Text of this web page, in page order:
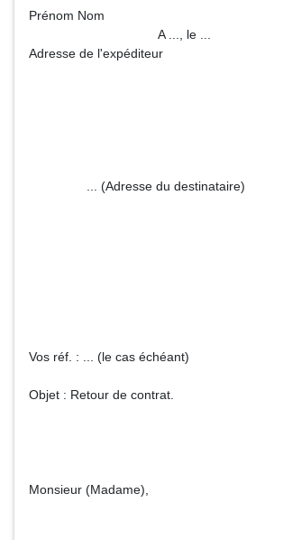
Prénom
A ..., le ...
Adresse de l'expéditeur
... (Adresse du destinataire)
Vos réf. : ... (le cas échéant)
Objet : Retour de contrat.
Monsieur (Madame),